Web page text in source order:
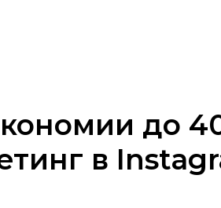
до
в